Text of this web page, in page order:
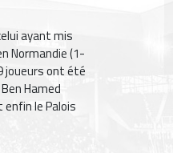
ayant mis
Normandie (1-
joueurs ont été
Hamed
enfin le Palois